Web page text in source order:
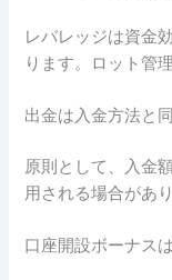
レバレッジは資金
ります。ロット管
出金は入金方法と
原則として、入金
用される場合があり
口座開設ボーナス